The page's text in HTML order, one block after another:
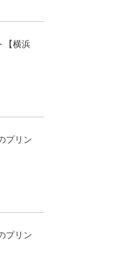
【横浜
プリン
プリン